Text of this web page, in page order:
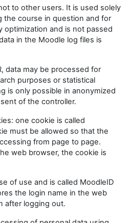
to other users. It is used solely
the course in question and for
optimization and is not passed
in the Moodle log files is
data may be processed for
purposes or statistical
is only possible in anonymized
of the controller.
one cookie is called
must be allowed so that the
from page to page.
web browser, the cookie is
of use and is called MoodleID
the login name in the web
after logging out.